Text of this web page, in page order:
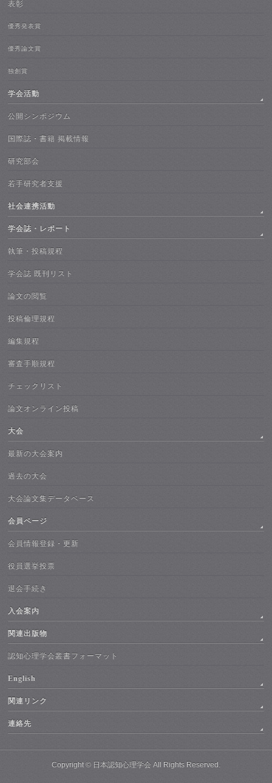
表彰
優秀発表賞
優秀論文賞
独創賞
学会活動
公開シンポジウム
国際誌・書籍 掲載情報
研究部会
若手研究者支援
社会連携活動
学会誌・レポート
執筆・投稿規程
学会誌 既刊リスト
論文の閲覧
投稿倫理規程
編集規程
審査手順規程
チェックリスト
論文オンライン投稿
大会
最新の大会案内
過去の大会
大会論文集データベース
会員ページ
会員情報登録・更新
役員選挙投票
退会手続き
入会案内
関連出版物
認知心理学会叢書フォーマット
English
関連リンク
連絡先
Copyright © 日本認知心理学会All Rights Reserved.